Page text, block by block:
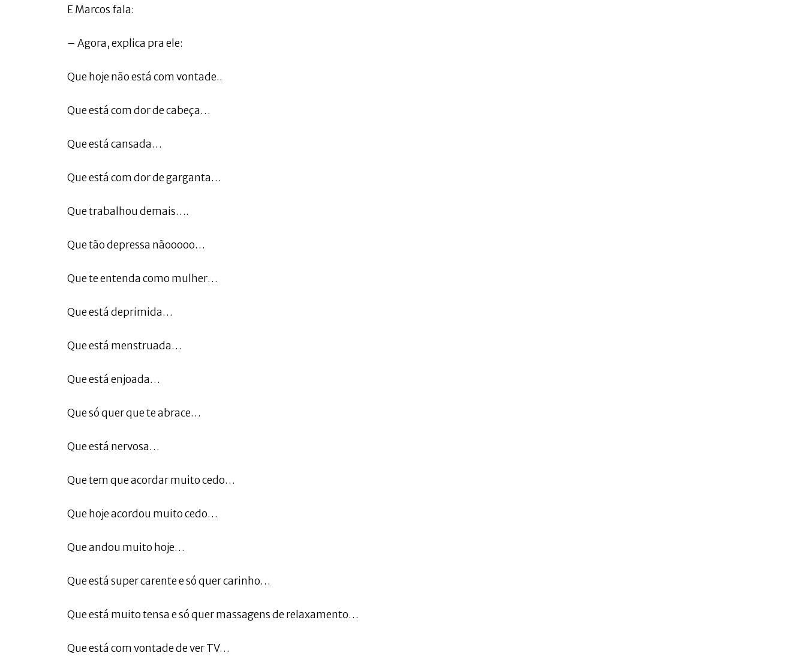
E Marcos fala:
– Agora, explica pra ele:
Que hoje não está com vontade..
Que está com dor de cabeça…
Que está cansada…
Que está com dor de garganta…
Que trabalhou demais….
Que tão depressa nãooooo…
Que te entenda como mulher…
Que está deprimida…
Que está menstruada…
Que está enjoada…
Que só quer que te abrace…
Que está nervosa…
Que tem que acordar muito cedo…
Que hoje acordou muito cedo…
Que andou muito hoje…
Que está super carente e só quer carinho…
Que está muito tensa e só quer massagens de relaxamento…
Que está com vontade de ver TV…